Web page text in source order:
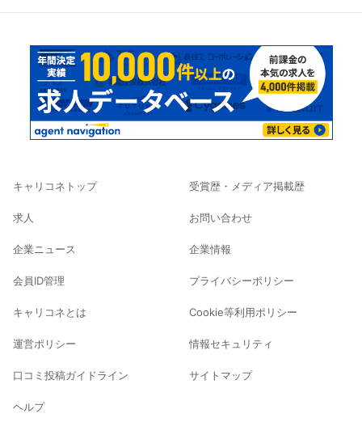
キャリコネトップ
求人
企業ニュース
会員ID管理
キャリコネとは
運営ポリシー
口コミ投稿ガイドライン
ヘルプ
受賞歴・メディア掲載歴
お問い合わせ
企業情報
プライバシーポリシー
Cookie等利用ポリシー
情報セキュリティ
サイトマップ